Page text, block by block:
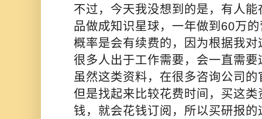
不过，今天我没想到的是，有人
品做成知识星球，一年做到60万
概率是会有续费的，因为根据我
很多人出于工作需要，会一直需要
虽然这类资料，在很多咨询公司
但是找起来比较花费时间，买这
钱，就会花钱订阅，所以买研报